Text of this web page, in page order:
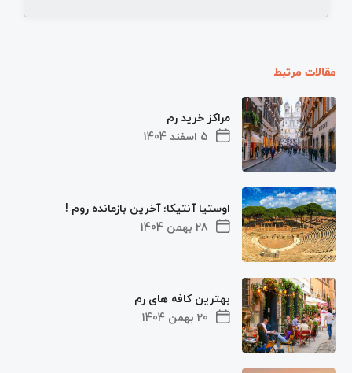
مقالات مرتبط
5 اسفند 1404
مراکز خرید رم
28 بهمن 1404
اوستیا آنتیکا؛ آخرین بازمانده روم !
20 بهمن 1404
بهترین کافه های رم